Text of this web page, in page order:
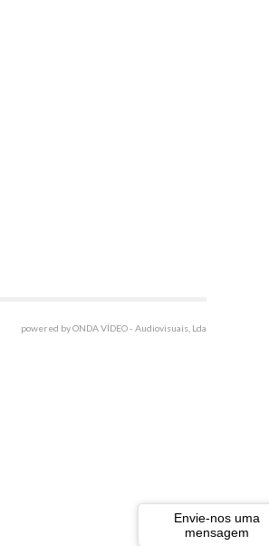
powered by ONDA VÍDEO - Audiovisuais, Lda
Envie-nos uma
mensagem